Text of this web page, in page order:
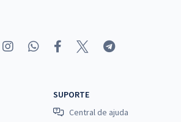
Federal do Maranhão - Conhecimentos
R$25,52
Economize R$ 76,56 (-20%)
SUPORTE
Central de ajuda